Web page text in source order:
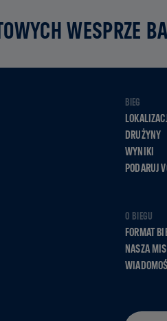
WESPRZE
BIEG
DRUŻYNY
WYNIKI
PODARUJ
O BIEGU
FORMAT
NASZA